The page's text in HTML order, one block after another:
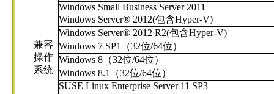
兼容
操作
系统
Windows Small Business Server 2011
Windows Server® 2012(包含Hyper-V)
Windows Server® 2012 R2(包含Hyper-V)
Windows 7 SP1（32位/64位）
Windows 8（32位/64位）
Windows 8.1（32位/64位）
SUSE Linux Enterprise Server 11 SP3